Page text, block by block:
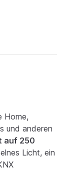
Home,
und anderen
auf 250
Licht, ein